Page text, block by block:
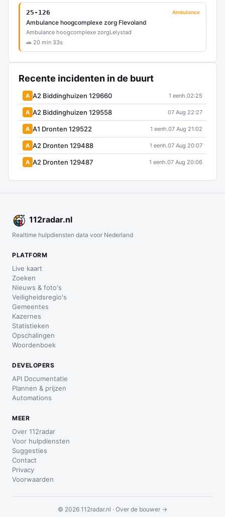
25-126 Ambulance
Ambulance hoogcomplexe zorg Flevoland
Ambulance hoogcomplexe zorgLelystad
🚗 20 min 33s
Recente incidenten in de buurt
A A2 Biddinghuizen 129660 1 eenh.02:25
A A2 Biddinghuizen 129558 07 Aug 22:27
A A1 Dronten 129522 1 eenh.07 Aug 21:02
A A2 Dronten 129488 1 eenh.07 Aug 20:07
A A2 Dronten 129487 1 eenh.07 Aug 20:06
112radar.nl
Realtime hulpdiensten data voor Nederland
PLATFORM
Live kaart
Zoeken
Nieuws & foto's
Veiligheidsregio's
Gemeentes
Kazernes
Statistieken
Opschalingen
Woordenboek
DEVELOPERS
API Documentatie
Plannen & prijzen
Automations
MEER
Over 112radar
Voor hulpdiensten
Suggesties
Contact
Privacy
Voorwaarden
© 2026 112radar.nl · Over de bouwer →